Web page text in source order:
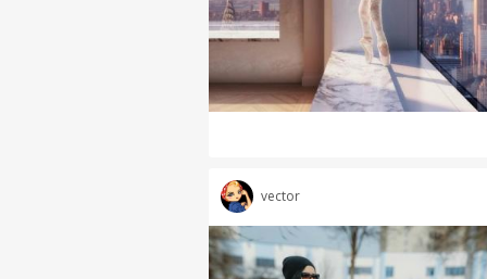
vector